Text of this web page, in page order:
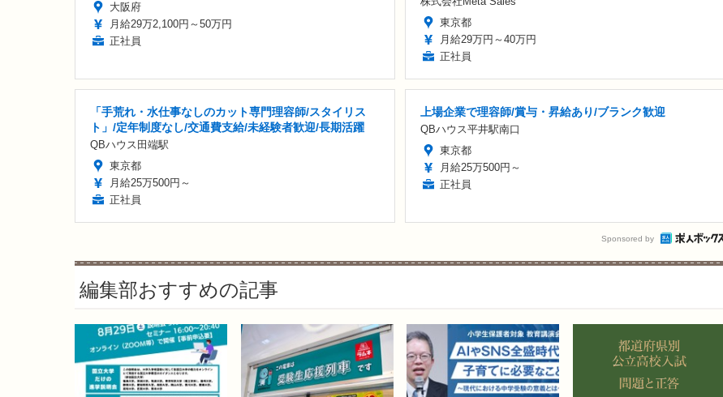
大阪府
月給29万2,100円～50万円
正社員
東京都
月給29万円～40万円
正社員
「手荒れ・水仕事なしのカット専門理容師/スタイリス
ト」/定年制度なし/交通費支給/未経験者歓迎/長期活躍
QBハウス田端駅
東京都
月給25万500円～
正社員
上場企業で理容師/賞与・昇給あり/ブランク歓迎
QBハウス平井駅南口
東京都
月給25万500円～
正社員
Sponsored by
編集部おすすめの記事